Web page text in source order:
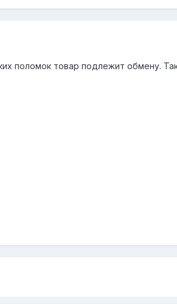
поломок товар подлежит обмену.